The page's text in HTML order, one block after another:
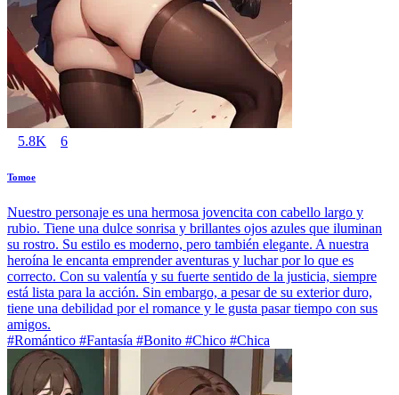
5.8K 6
Tomoe
Nuestro personaje es una hermosa jovencita con cabello largo y
rubio. Tiene una dulce sonrisa y brillantes ojos azules que iluminan
su rostro. Su estilo es moderno, pero también elegante. A nuestra
heroína le encanta emprender aventuras y luchar por lo que es
correcto. Con su valentía y su fuerte sentido de la justicia, siempre
está lista para la acción. Sin embargo, a pesar de su exterior duro,
tiene una debilidad por el romance y le gusta pasar tiempo con sus
amigos.
#Romántico #Fantasía #Bonito #Chico #Chica